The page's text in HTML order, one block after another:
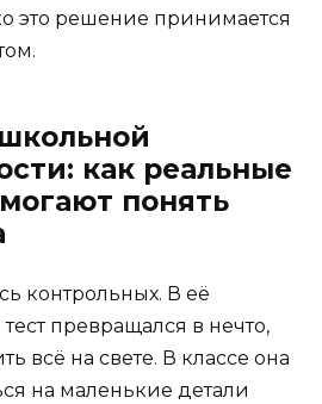
это решение принимается
как реальные
понять
контрольных. В её
превращался в нечто,
всё на свете. В классе она
на маленькие детали